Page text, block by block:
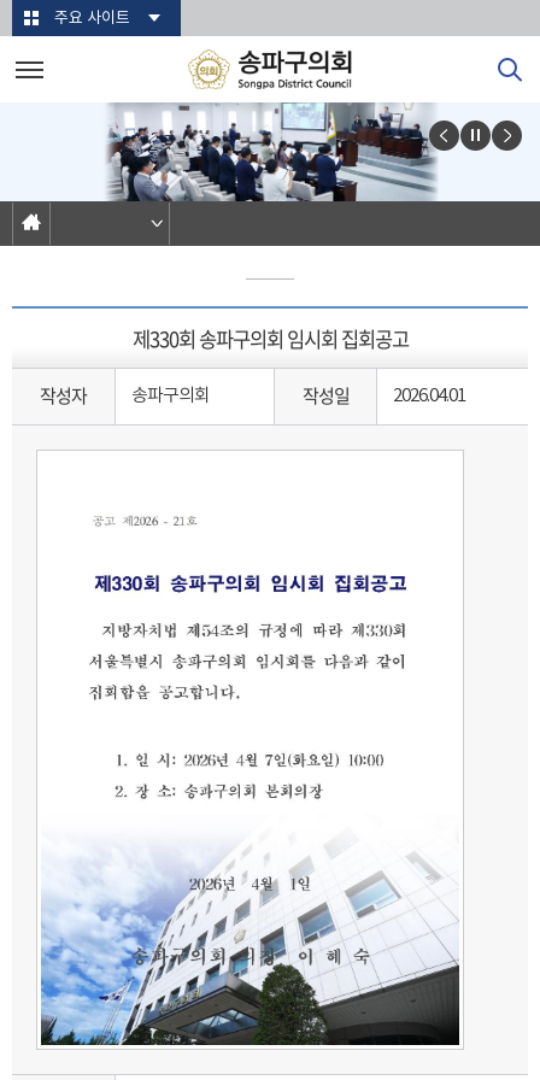
본문바로가기주요 사이트
제330회 송파구의회 임시회 집회공고
작성자 송파구의회 작성일 2026.04.01